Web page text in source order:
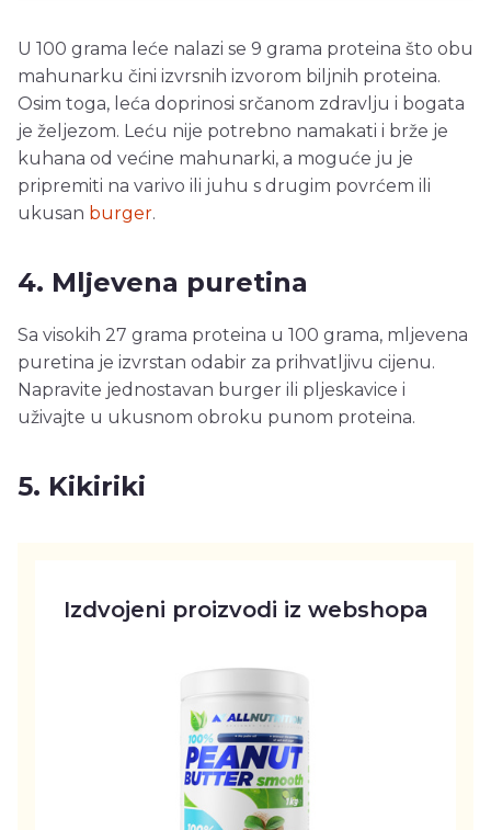
U 100 grama leće nalazi se 9 grama proteina što obu
mahunarku čini izvrsnih izvorom biljnih proteina.
Osim toga, leća doprinosi srčanom zdravlju i bogata
je željezom. Leću nije potrebno namakati i brže je
kuhana od većine mahunarki, a moguće ju je
pripremiti na varivo ili juhu s drugim povrćem ili
ukusan burger.
4. Mljevena puretina
Sa visokih 27 grama proteina u 100 grama, mljevena
puretina je izvrstan odabir za prihvatljivu cijenu.
Napravite jednostavan burger ili pljeskavice i
uživajte u ukusnom obroku punom proteina.
5. Kikiriki
Izdvojeni proizvodi iz webshopa